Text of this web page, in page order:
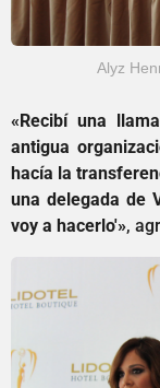
Alyz
«Recibí una
antigua
hacía la
una delegada de
voy a hacerlo'»,